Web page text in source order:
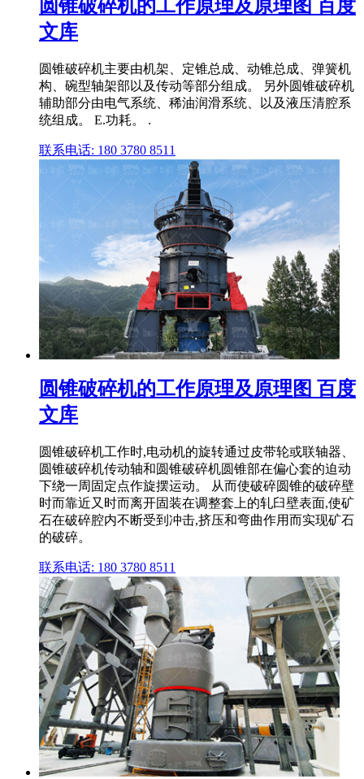
圆锥破碎机的工作原理及原理图 百度
文库
圆锥破碎机主要由机架、定锥总成、动锥总成、弹簧机
构、碗型轴架部以及传动等部分组成。 另外圆锥破碎机
辅助部分由电气系统、稀油润滑系统、以及液压清腔系
统组成。 E.功耗。 .
联系电话: 180 3780 8511
圆锥破碎机的工作原理及原理图 百度
文库
圆锥破碎机工作时,电动机的旋转通过皮带轮或联轴器、
圆锥破碎机传动轴和圆锥破碎机圆锥部在偏心套的迫动
下绕一周固定点作旋摆运动。 从而使破碎圆锥的破碎壁
时而靠近又时而离开固装在调整套上的轧臼壁表面,使矿
石在破碎腔内不断受到冲击,挤压和弯曲作用而实现矿石
的破碎。
联系电话: 180 3780 8511